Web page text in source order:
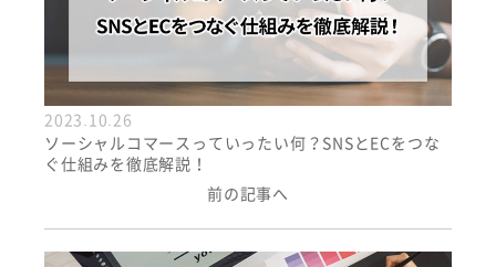
2023.10.26
ソーシャルコマースっていったい何？SNSとECをつな
ぐ仕組みを徹底解説！
前の記事へ